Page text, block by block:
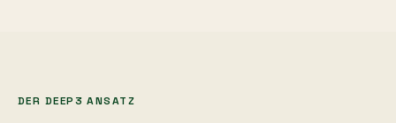
DER DEEP3 ANSATZ